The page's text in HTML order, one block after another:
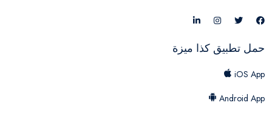
حمل تطبيق كذا ميزة
iOS App
Android App